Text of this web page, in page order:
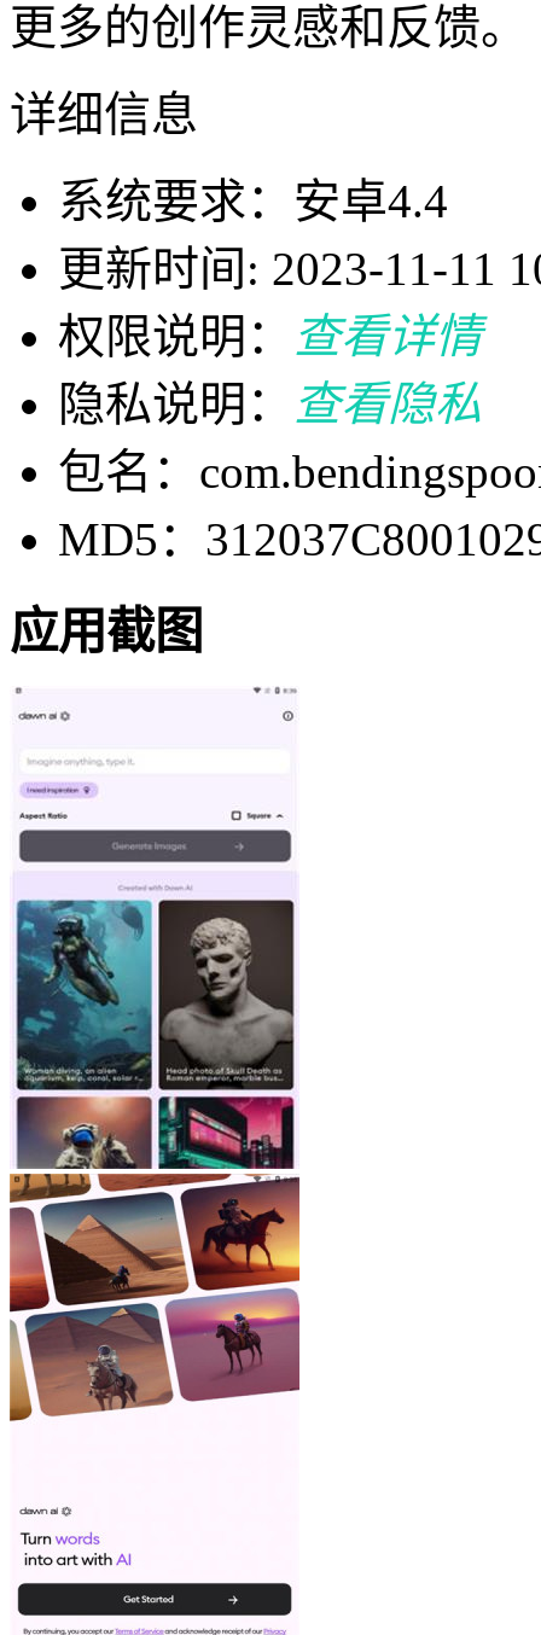
更多的创作灵感和反馈。
详细信息
系统要求：安卓4.4
更新时间: 2023-11-11
权限说明：
查看详情
隐私说明：
查看隐私
包名：
MD5：
应用截图